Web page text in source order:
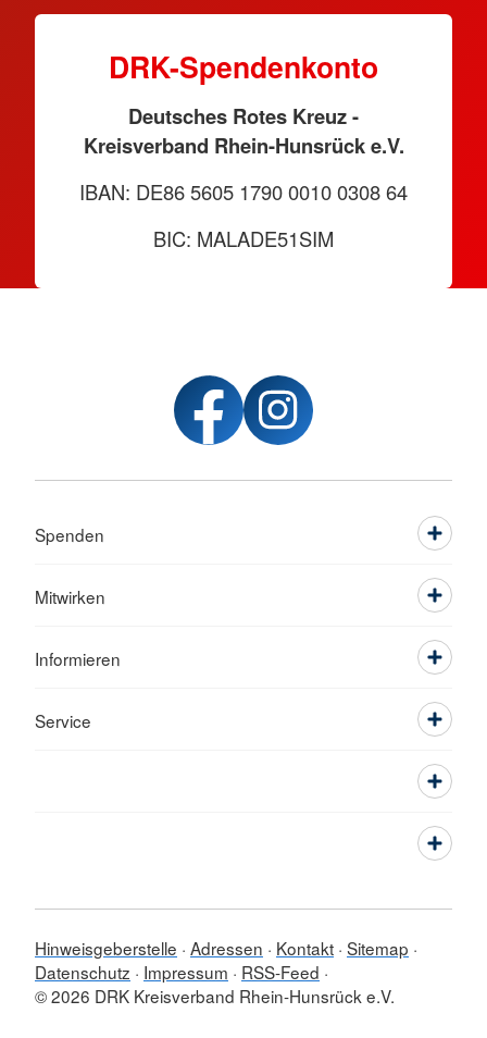
DRK-Spendenkonto
Deutsches Rotes Kreuz -
Kreisverband Rhein-Hunsrück e.V.
IBAN: DE86 5605 1790 0010 0308 64
BIC: MALADE51SIM
Spenden
Mitwirken
Informieren
Service
Hinweisgeberstelle Adressen Kontakt Sitemap
Datenschutz
Impressum
RSS-Feed
© 2026 DRK Kreisverband Rhein-Hunsrück e.V.